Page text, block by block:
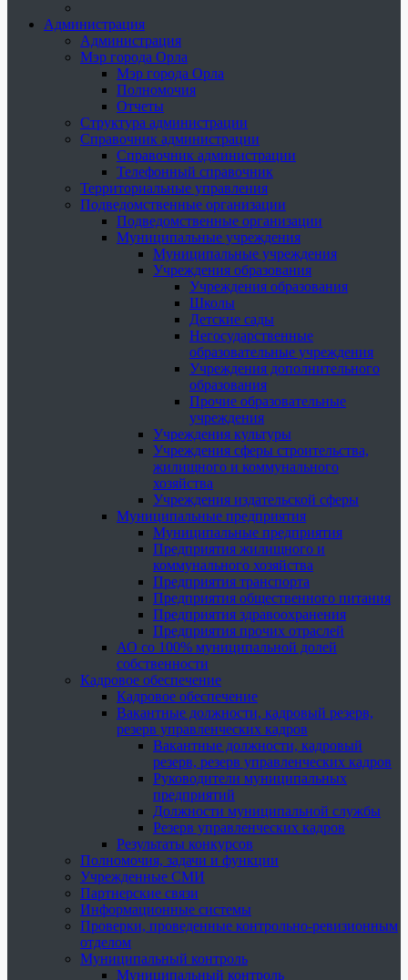
Администрация
Администрация
Мэр города Орла
Мэр города Орла
Полномочия
Отчеты
Структура администрации
Справочник администрации
Справочник администрации
Телефонный справочник
Территориальные управления
Подведомственные организации
Подведомственные организации
Муниципальные учреждения
Муниципальные учреждения
Учреждения образования
Учреждения образования
Школы
Детские сады
Негосударственные
образовательные учреждения
Учреждения дополнительного
образования
Прочие образовательные
учреждения
Учреждения культуры
Учреждения сферы строительства,
жилищного и коммунального
хозяйства
Учреждения издательской сферы
Муниципальные предприятия
Муниципальные предприятия
Предприятия жилищного и
коммунального хозяйства
Предприятия транспорта
Предприятия общественного питания
Предприятия здравоохранения
Предприятия прочих отраслей
АО со 100% муниципальной долей
собственности
Кадровое обеспечение
Кадровое обеспечение
Вакантные должности, кадровый резерв,
резерв управленческих кадров
Вакантные должности, кадровый
резерв, резерв управленческих кадров
Руководители муниципальных
предприятий
Должности муниципальной службы
Резерв управленческих кадров
Результаты конкурсов
Полномочия, задачи и функции
Учрежденные СМИ
Партнерские связи
Информационные системы
Проверки, проведенные контрольно-ревизионным
отделом
Муниципальный контроль
Муниципальный контроль